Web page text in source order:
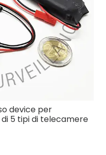
device per
5 tipi di telecamere